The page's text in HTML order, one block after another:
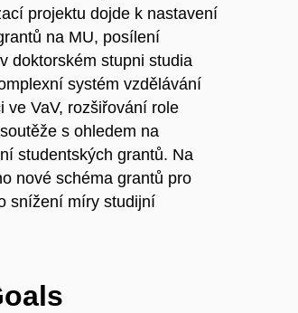
projektu dojde k nastavení
na MU, posílení
doktorském stupni studia
systém vzdělávání
ve VaV, rozšiřování role
s ohledem na
studentských grantů. Na
nové schéma grantů pro
snížení míry studijní